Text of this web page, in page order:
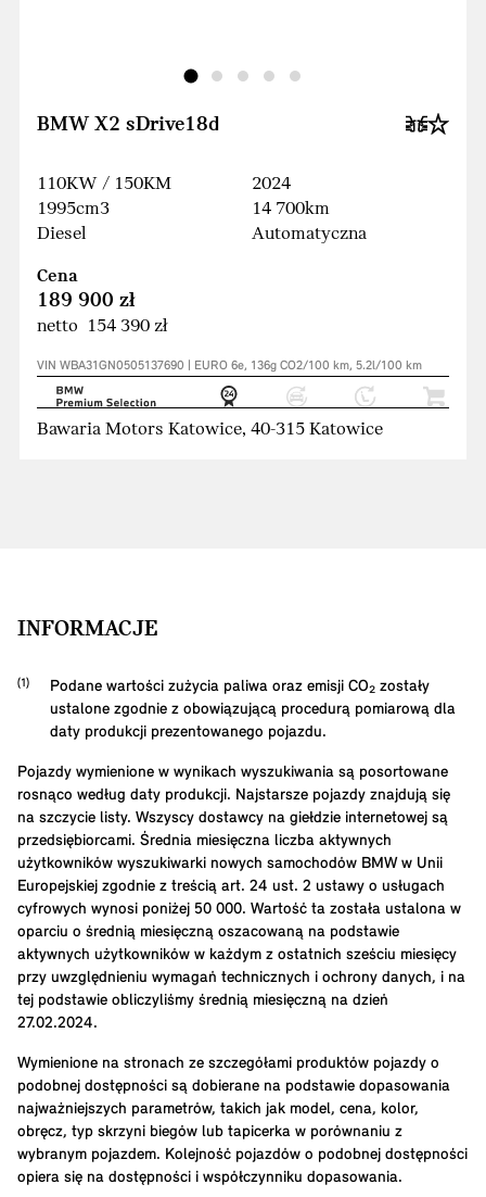
BMW X2 sDrive18d
110KW / 150KM
1995cm3
Diesel
2024
14 700km
Automatyczna
Cena
189 900 zł
netto 154 390 zł
VIN WBA31GN0505137690 | EURO 6e, 136g CO2/100 km, 5.2l/100 km
Bawaria Motors Katowice, 40-315 Katowice
INFORMACJE
Podane wartości zużycia paliwa oraz emisji CO₂ zostały
ustalone zgodnie z obowiązującą procedurą pomiarową dla
daty produkcji prezentowanego pojazdu.
Pojazdy wymienione w wynikach wyszukiwania są posortowane
rosnąco według daty produkcji. Najstarsze pojazdy znajdują się
na szczycie listy. Wszyscy dostawcy na giełdzie internetowej są
przedsiębiorcami. Średnia miesięczna liczba aktywnych
użytkowników wyszukiwarki nowych samochodów BMW w Unii
Europejskiej zgodnie z treścią art. 24 ust. 2 ustawy o usługach
cyfrowych wynosi poniżej 50 000. Wartość ta została ustalona w
oparciu o średnią miesięczną oszacowaną na podstawie
aktywnych użytkowników w każdym z ostatnich sześciu miesięcy
przy uwzględnieniu wymagań technicznych i ochrony danych, i na
tej podstawie obliczyliśmy średnią miesięczną na dzień
27.02.2024.
Wymienione na stronach ze szczegółami produktów pojazdy o
podobnej dostępności są dobierane na podstawie dopasowania
najważniejszych parametrów, takich jak model, cena, kolor,
obręcz, typ skrzyni biegów lub tapicerka w porównaniu z
wybranym pojazdem. Kolejność pojazdów o podobnej dostępności
opiera się na dostępności i współczynniku dopasowania.